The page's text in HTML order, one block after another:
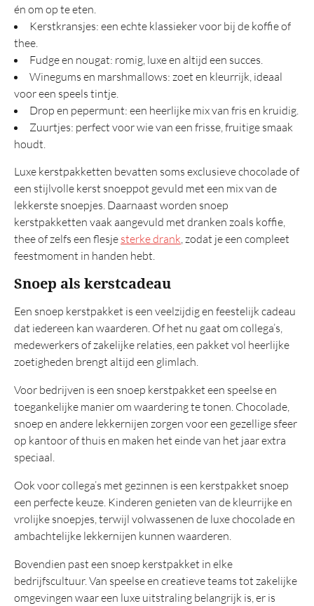
én om op te eten.
Kerstkransjes: een echte klassieker voor bij de koffie of
thee.
Fudge en nougat: romig, luxe en altijd een succes.
Winegums en marshmallows: zoet en kleurrijk, ideaal
voor een speels tintje.
Drop en pepermunt: een heerlijke mix van fris en kruidig.
Zuurtjes: perfect voor wie van een frisse, fruitige smaak
houdt.
Luxe kerstpakketten bevatten soms exclusieve chocolade of
een stijlvolle kerst snoeppot gevuld met een mix van de
lekkerste snoepjes. Daarnaast worden snoep
kerstpakketten vaak aangevuld met dranken zoals koffie,
thee of zelfs een flesje sterke drank, zodat je een compleet
feestmoment in handen hebt.
Snoep als kerstcadeau
Een snoep kerstpakket is een veelzijdig en feestelijk cadeau
dat iedereen kan waarderen. Of het nu gaat om collega’s,
medewerkers of zakelijke relaties, een pakket vol heerlijke
zoetigheden brengt altijd een glimlach.
Voor bedrijven is een snoep kerstpakket een speelse en
toegankelijke manier om waardering te tonen. Chocolade,
snoep en andere lekkernijen zorgen voor een gezellige sfeer
op kantoor of thuis en maken het einde van het jaar extra
speciaal.
Ook voor collega’s met gezinnen is een kerstpakket snoep
een perfecte keuze. Kinderen genieten van de kleurrijke en
vrolijke snoepjes, terwijl volwassenen de luxe chocolade en
ambachtelijke lekkernijen kunnen waarderen.
Bovendien past een snoep kerstpakket in elke
bedrijfscultuur. Van speelse en creatieve teams tot zakelijke
omgevingen waar een luxe uitstraling belangrijk is, er is